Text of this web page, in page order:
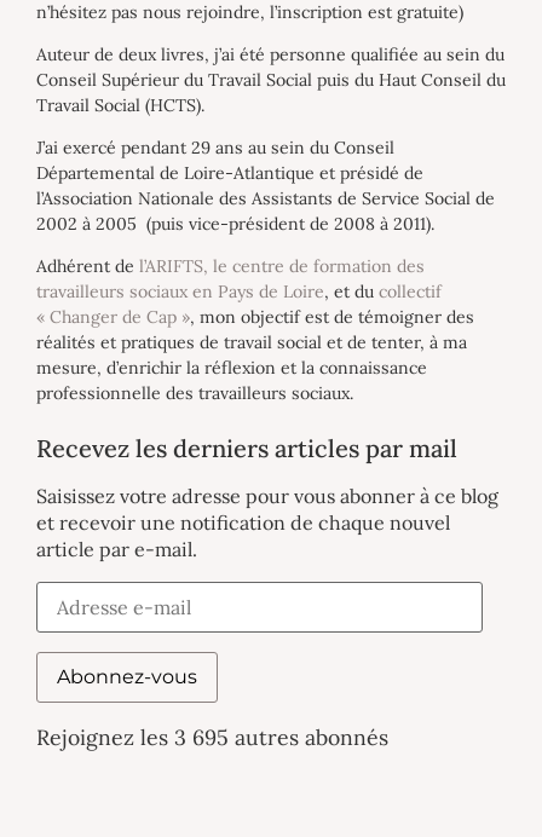
n’hésitez pas nous rejoindre, l’inscription est gratuite)
Auteur de deux livres, j’ai été personne qualifiée au sein du
Conseil Supérieur du Travail Social puis du Haut Conseil du
Travail Social (HCTS).
J’ai exercé pendant 29 ans au sein du Conseil
Départemental de Loire-Atlantique et présidé de
l’Association Nationale des Assistants de Service Social de
2002 à 2005 (puis vice-président de 2008 à 2011).
Adhérent de l’ARIFTS, le centre de formation des
travailleurs sociaux en Pays de Loire, et du collectif
« Changer de Cap », mon objectif est de témoigner des
réalités et pratiques de travail social et de tenter, à ma
mesure, d’enrichir la réflexion et la connaissance
professionnelle des travailleurs sociaux.
Recevez les derniers articles par mail
Saisissez votre adresse pour vous abonner à ce blog
et recevoir une notification de chaque nouvel
article par e-mail.
Abonnez-vous
Rejoignez les 3 695 autres abonnés